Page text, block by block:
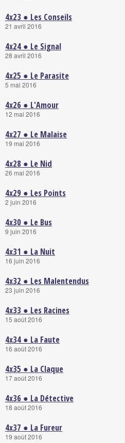
4x23 ● Les Conseils
21 avril 2016
4x24 ● Le Signal
28 avril 2016
4x25 ● Le Parasite
5 mai 2016
4x26 ● L'Amour
12 mai 2016
4x27 ● Le Malaise
19 mai 2016
4x28 ● Le Nid
26 mai 2016
4x29 ● Les Points
2 juin 2016
4x30 ● Le Bus
9 juin 2016
4x31 ● La Nuit
16 juin 2016
4x32 ● Les Malentendus
23 juin 2016
4x33 ● Les Racines
15 août 2016
4x34 ● La Faute
16 août 2016
4x35 ● La Claque
17 août 2016
4x36 ● La Détective
18 août 2016
4x37 ● La Fureur
19 août 2016